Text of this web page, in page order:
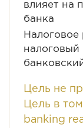
влияет на
банка
налоговый
Цель не
Цель в
banking